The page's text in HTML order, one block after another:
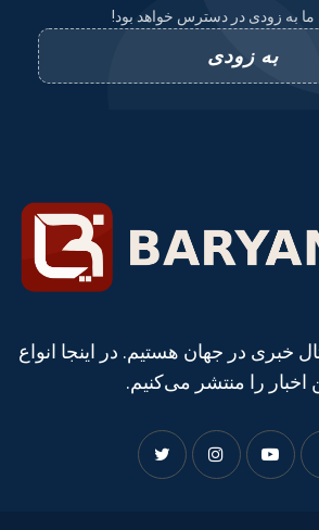
ما به زودی در دسترس خواهد بود!
به زودی
خبری در جهان هستیم. در اینجا انواع
اخبار را منتشر می‌کنیم.